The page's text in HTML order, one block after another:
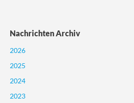
Nachrichten Archiv
2026
2025
2024
2023